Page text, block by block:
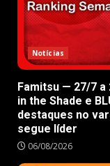
Notícias
Famitsu — 27/7
in the Shade e
destaques no
segue líder
06/08/2026